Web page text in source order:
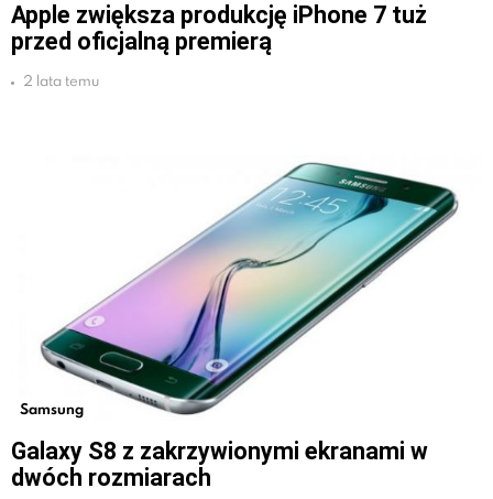
Apple zwiększa produkcję iPhone 7 tuż
przed oficjalną premierą
2 lata temu
Samsung
Galaxy S8 z zakrzywionymi ekranami w
dwóch rozmiarach